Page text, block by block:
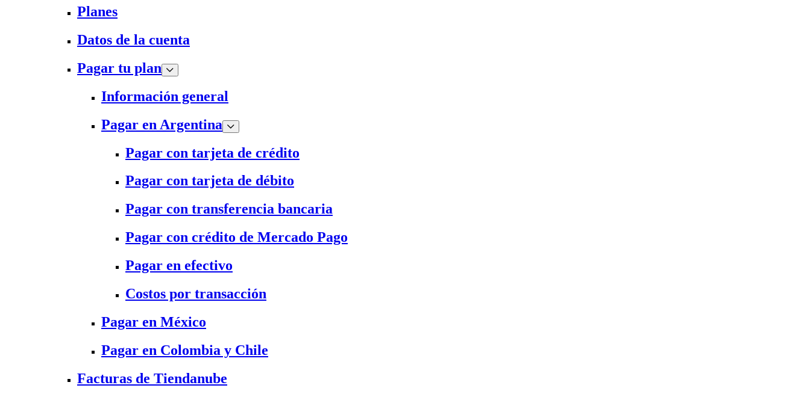
Planes
Datos de la cuenta
Pagar tu plan
Información general
Pagar en Argentina
Pagar con tarjeta de crédito
Pagar con tarjeta de débito
Pagar con transferencia bancaria
Pagar con crédito de Mercado Pago
Pagar en efectivo
Costos por transacción
Pagar en México
Pagar en Colombia y Chile
Facturas de Tiendanube